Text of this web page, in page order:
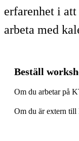
erfarenhet i
arbeta med
Beställ
Om du arbetar på
Om du är extern till